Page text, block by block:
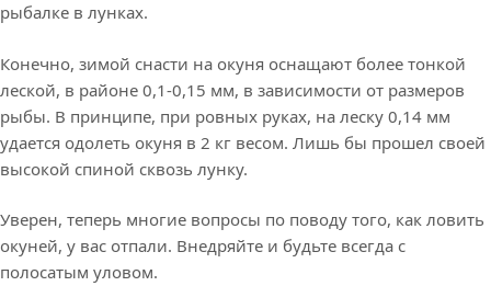
рыбалке в лунках.
Конечно, зимой снасти на окуня оснащают более тонкой
леской, в районе 0,1-0,15 мм, в зависимости от размеров
рыбы. В принципе, при ровных руках, на леску 0,14 мм
удается одолеть окуня в 2 кг весом. Лишь бы прошел своей
высокой спиной сквозь лунку.
Уверен, теперь многие вопросы по поводу того, как ловить
окуней, у вас отпали. Внедряйте и будьте всегда с
полосатым уловом.